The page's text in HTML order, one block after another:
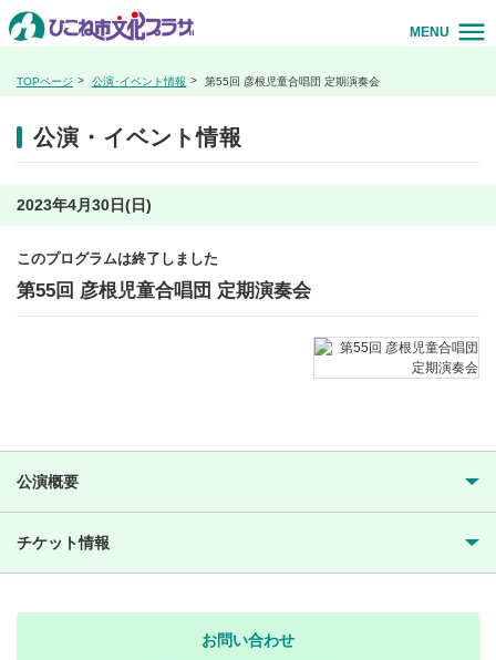
MENU
TOPページ 公演･イベント情報 第55回 彦根児童合唱団 定期演奏会
公演・イベント情報
2023年4月30日(日)
このプログラムは終了しました
第55回 彦根児童合唱団 定期演奏会
公演概要
チケット情報
お問い合わせ